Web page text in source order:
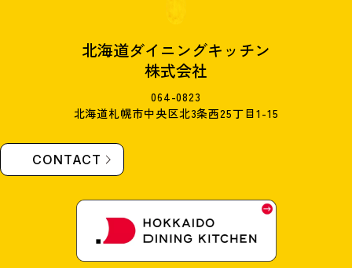
北海道ダイニングキッチン
株式会社
064-0823
北海道札幌市中央区北3条西25丁目1-15
CONTACT